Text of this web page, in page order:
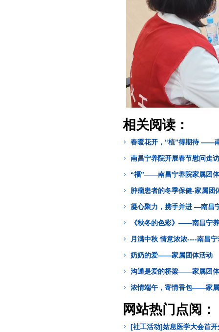
相关阅读：
春暖花开，“植”得期待 ——
南昌宁养院开展春节慰问走
“福”——南昌宁养院家属团
肿瘤患者的冬季保健-家属团
凝心聚力，携手并进 —南昌
《秋冬的色彩》——南昌宁
月满中秋 情意浓浓----南昌
奶奶的爱——家属团体活动
沟通是爱的桥梁——家属团
浓情端午，寄情香包——家
网站热门点阅：
[社工活动]姑息医学大会首